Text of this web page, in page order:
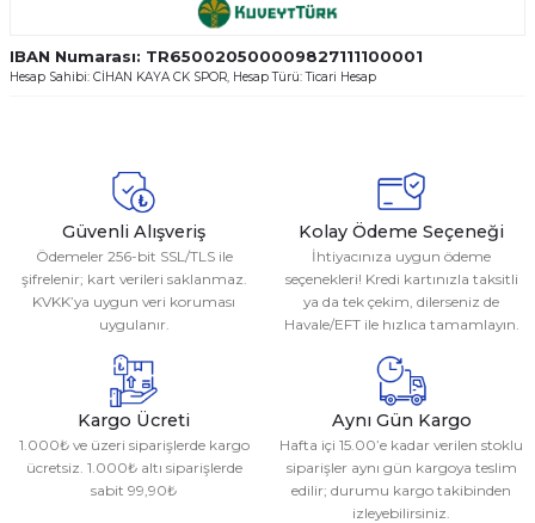
IBAN Numarası: TR650020500009827111100001
Hesap Sahibi: CİHAN KAYA CK SPOR, Hesap Türü: Ticari Hesap
Güvenli Alışveriş
Ödemeler 256-bit SSL/TLS ile
şifrelenir; kart verileri saklanmaz.
KVKK’ya uygun veri koruması
uygulanır.
Kolay Ödeme Seçeneği
İhtiyacınıza uygun ödeme
seçenekleri! Kredi kartınızla taksitli
ya da tek çekim, dilerseniz de
Havale/EFT ile hızlıca tamamlayın.
Kargo Ücreti
1.000₺ ve üzeri siparişlerde kargo
ücretsiz. 1.000₺ altı siparişlerde
sabit 99,90₺
Aynı Gün Kargo
Hafta içi 15.00’e kadar verilen stoklu
siparişler aynı gün kargoya teslim
edilir; durumu kargo takibinden
izleyebilirsiniz.